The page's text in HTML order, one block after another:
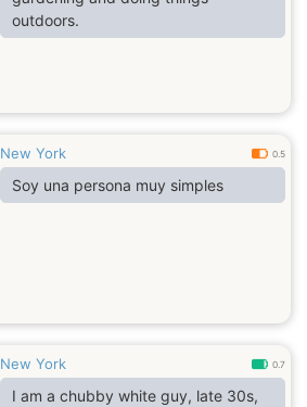
outdoors.
New York 0.5
Soy una persona muy simples
New York 0.7
I am a chubby white guy, late 30s,